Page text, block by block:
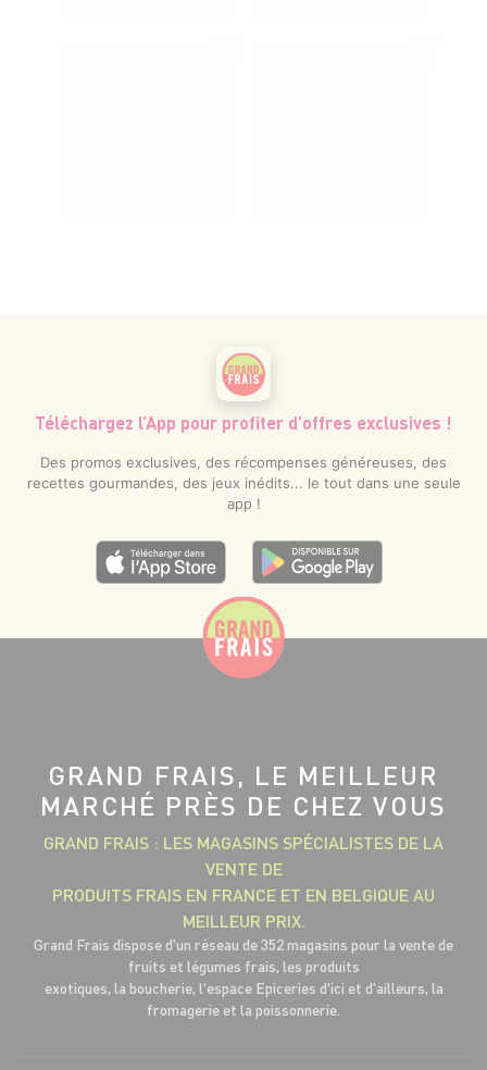
Téléchargez l’App pour profiter d’offres exclusives !
Des promos exclusives, des récompenses généreuses, des
recettes gourmandes, des jeux inédits... le tout dans une seule
app !
GRAND FRAIS, LE MEILLEUR
MARCHÉ PRÈS DE CHEZ VOUS
GRAND FRAIS : LES MAGASINS SPÉCIALISTES DE LA
VENTE DE
PRODUITS FRAIS EN FRANCE ET EN BELGIQUE AU
MEILLEUR PRIX.
Grand Frais dispose d'un réseau de 352 magasins pour la vente de
fruits et légumes frais, les produits
exotiques, la boucherie, l'espace Epiceries d'ici et d'ailleurs, la
fromagerie et la poissonnerie.